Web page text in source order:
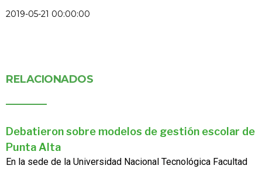
2019-05-21 00:00:00
RELACIONADOS
Debatieron sobre modelos de gestión escolar de
Punta Alta
En la sede de la Universidad Nacional Tecnológica Facultad